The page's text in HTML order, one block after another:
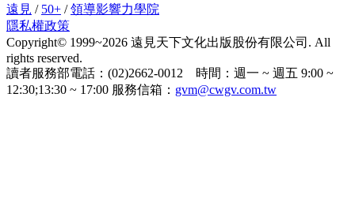
遠見 / 50+ /領導影響力學院
隱私權政策
Copyright© 1999~2026 遠見天下文化出版股份有限公司. All
rights reserved.
讀者服務部電話：(02)2662-0012 時間：週一 ~ 週五 9:00 ~
12:30;13:30 ~ 17:00 服務信箱： gvm@cwgv.com.tw